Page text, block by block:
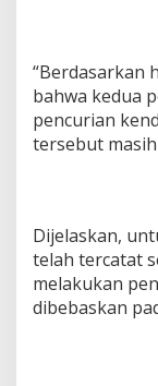
“Berdasarkan
bahwa kedua
pencurian
tersebut
Dijelaskan,
telah tercatat
melakukan
dibebaskan